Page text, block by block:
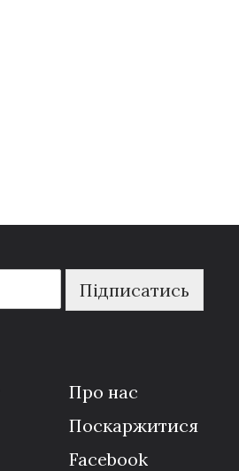
Підписатись
Про нас
Поскаржитися
Facebook